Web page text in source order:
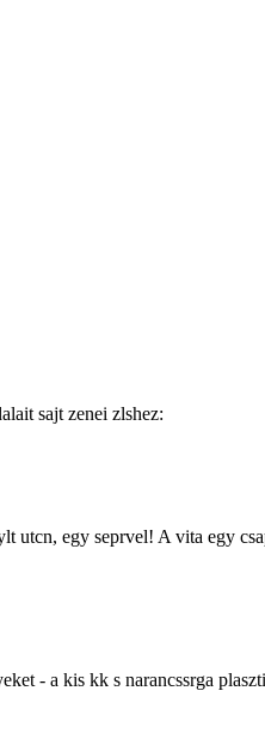
sajt zenei zlshez:
egy seprvel! A vita egy
- a kis kk s narancssrga